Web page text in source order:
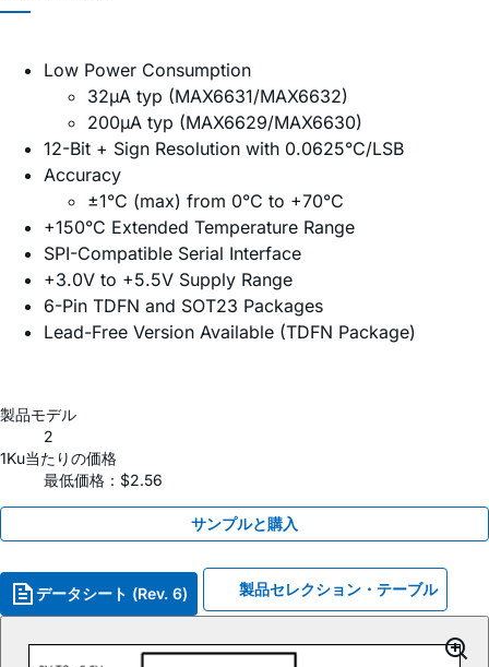
Low Power Consumption
32µA typ (MAX6631/MAX6632)
200µA typ (MAX6629/MAX6630)
12-Bit + Sign Resolution with 0.0625°C/LSB
Accuracy
±1°C (max) from 0°C to +70°C
+150°C Extended Temperature Range
SPI-Compatible Serial Interface
+3.0V to +5.5V Supply Range
6-Pin TDFN and SOT23 Packages
Lead-Free Version Available (TDFN Package)
製品モデル
2
1Ku当たりの価格
最低価格：$2.56
サンプルと購入
データシート (Rev. 6) 製品セレクション・テーブル